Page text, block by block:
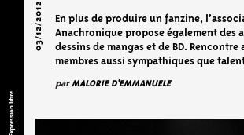
Expression libre
03/12/2012
En plus de produire un fanzine,
Anachronique propose également des
dessins de mangas et de BD. Rencontre
membres aussi sympathiques que
parMALORIE D'EMMANUELE